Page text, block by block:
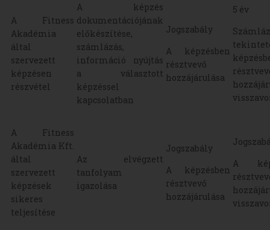
A Fitness
Akadémia
által
szervezett
képzésen
részvétel
A képzés
dokumentációjának
előkészítése,
számlázás,
információ nyújtás
a választott
képzéssel
kapcsolatban
Jogszabály
A képzésben
résztvevő
hozzájárulása
5 év
A Fitness
Akadémia Kft.
által
szervezett
képzések
sikeres
teljesítése
Az elvégzett
tanfolyam
igazolása
Jogszabály
A képzésben
résztvevő
hozzájárulása
A